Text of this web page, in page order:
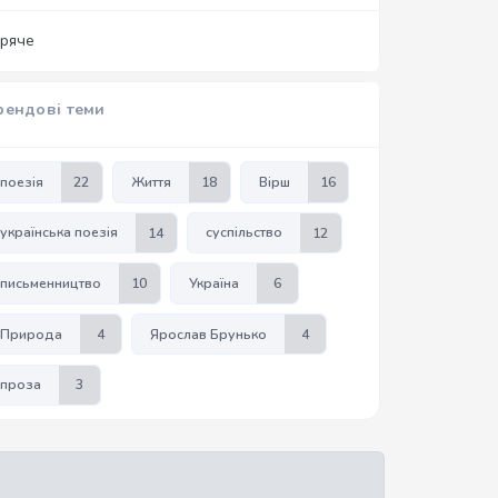
теми
поезія 22 Життя 18 Вірш 16
українська поезія 14 суспільство 12
письменництво 10 Україна 6
Природа 4 Ярослав Брунько 4
проза 3